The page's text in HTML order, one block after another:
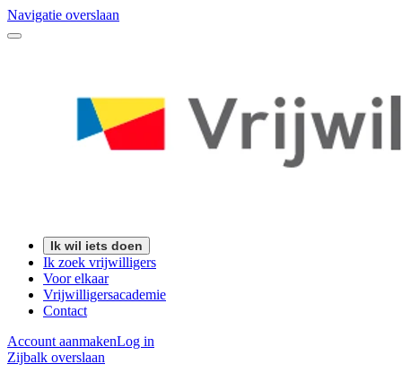
Navigatie overslaan
Ik wil iets doen
Ik zoek vrijwilligers
Voor elkaar
Vrijwilligersacademie
Contact
Account aanmakenLog in
Zijbalk overslaan